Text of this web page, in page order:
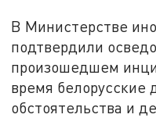
В Министерстве
подтвердили
произошедшем
время
обстоятельства и